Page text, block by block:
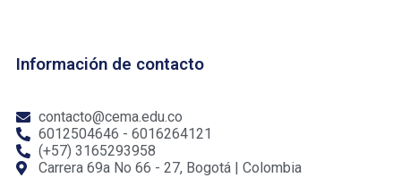
Información de contacto
contacto@cema.edu.co
6012504646 - 6016264121
(+57) 3165293958
Carrera 69a No 66 - 27, Bogotá | Colombia